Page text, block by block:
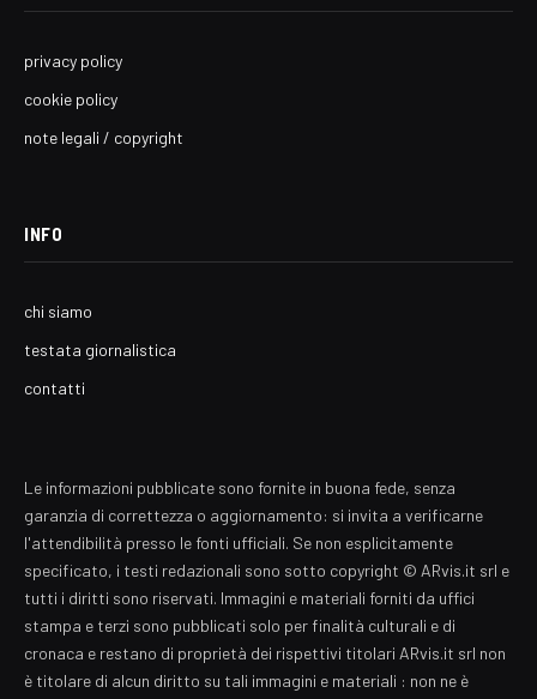
privacy policy
cookie policy
note legali / copyright
INFO
chi siamo
testata giornalistica
contatti
Le informazioni pubblicate sono fornite in buona fede, senza
garanzia di correttezza o aggiornamento: si invita a verificarne
l'attendibilità presso le fonti ufficiali. Se non esplicitamente
specificato, i testi redazionali sono sotto copyright © ARvis.it srl e
tutti i diritti sono riservati. Immagini e materiali forniti da uffici
stampa e terzi sono pubblicati solo per finalità culturali e di
cronaca e restano di proprietà dei rispettivi titolari ARvis.it srl non
è titolare di alcun diritto su tali immagini e materiali : non ne è